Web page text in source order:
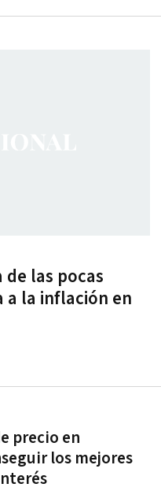
de las pocas
a la inflación en
precio en
los mejores